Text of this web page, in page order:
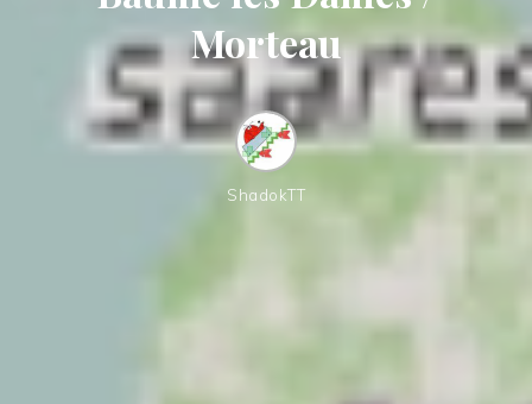
Morteau
ShadokTT